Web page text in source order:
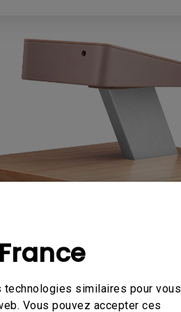
similaires pour vous
Vous pouvez accepter ces
le haut-parleur BenQ